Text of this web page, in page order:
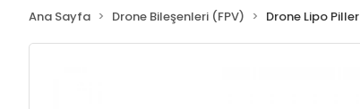
Ana Sayfa Drone Bileşenleri (FPV) Drone Lipo Piller